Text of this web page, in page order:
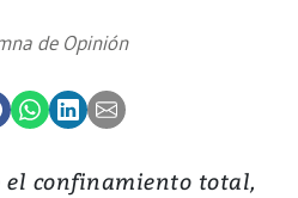
de Opinión
el confinamiento total,